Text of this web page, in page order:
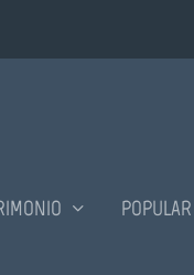
POPULAR